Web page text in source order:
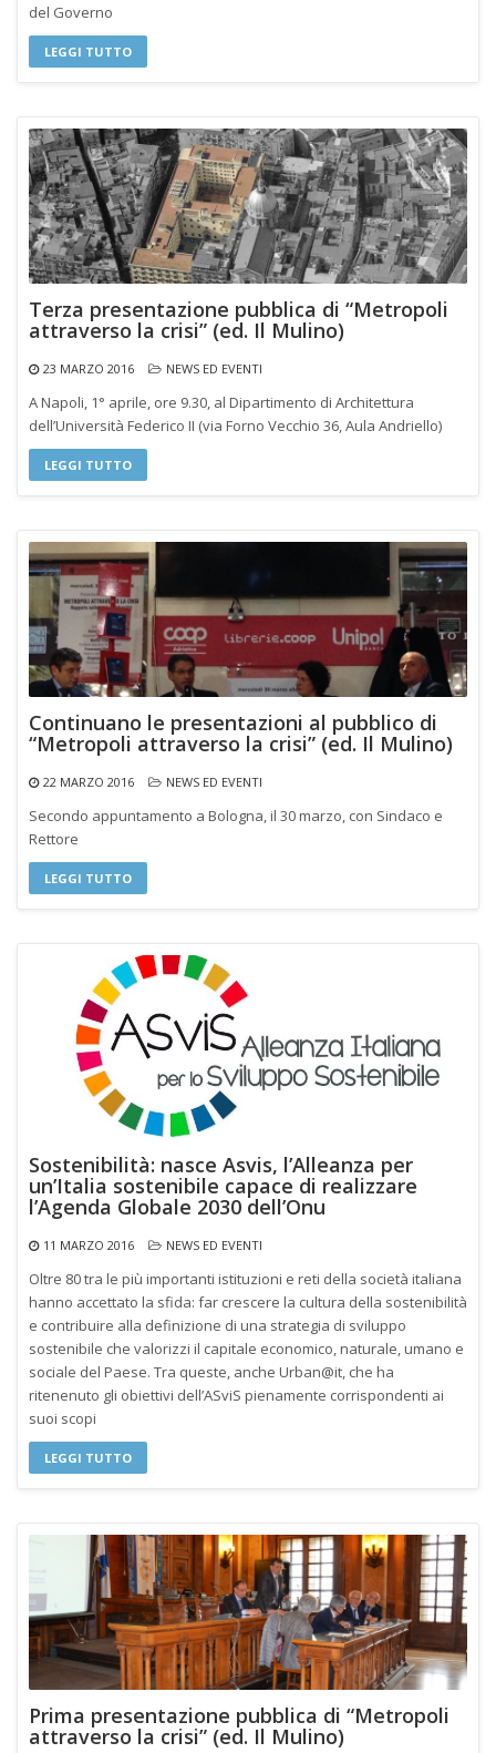
del Governo
LEGGI TUTTO
Terza presentazione pubblica di “Metropoli
attraverso la crisi” (ed. Il Mulino)
23 MARZO 2016 NEWS ED EVENTI
A Napoli, 1° aprile, ore 9.30, al Dipartimento di Architettura
dell’Università Federico II (via Forno Vecchio 36, Aula Andriello)
LEGGI TUTTO
Continuano le presentazioni al pubblico di
“Metropoli attraverso la crisi” (ed. Il Mulino)
22 MARZO 2016 NEWS ED EVENTI
Secondo appuntamento a Bologna, il 30 marzo, con Sindaco e
Rettore
LEGGI TUTTO
Sostenibilità: nasce Asvis, l’Alleanza per
un’Italia sostenibile capace di realizzare
l’Agenda Globale 2030 dell’Onu
11 MARZO 2016 NEWS ED EVENTI
Oltre 80 tra le più importanti istituzioni e reti della società italiana
hanno accettato la sfida: far crescere la cultura della sostenibilità
e contribuire alla definizione di una strategia di sviluppo
sostenibile che valorizzi il capitale economico, naturale, umano e
sociale del Paese. Tra queste, anche Urban@it, che ha
ritenenuto gli obiettivi dell’ASviS pienamente corrispondenti ai
suoi scopi
LEGGI TUTTO
Prima presentazione pubblica di “Metropoli
attraverso la crisi” (ed. Il Mulino)